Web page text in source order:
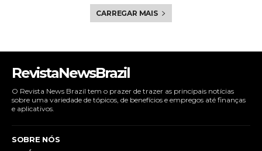
CARREGAR MAIS
RevistaNewsBrazil
O Revista News Brazil tem o prazer de trazer as principais notícias
sobre uma variedade de tópicos, de benefícios e empregos até finanças
e aplicativos.
SOBRE NÓS